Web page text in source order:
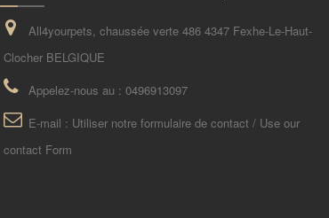
All4yourpets, chaussée verte 486 4347 Fexhe-Le-Haut-
Clocher BELGIQUE
Appelez-nous au : 0496913097
E-mail : Utiliser notre formulaire de contact / Use our
contact Form